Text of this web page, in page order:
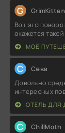
G GrimKitten
Вот это
окажется
МОЁ
С Севa
Довольно
интересных
ОТЕЛЬ ДЛЯ
C ChillMoth